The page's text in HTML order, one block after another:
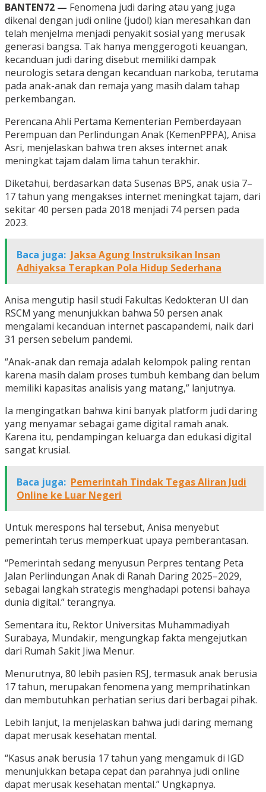
BANTEN72 — Fenomena judi daring atau yang juga
dikenal dengan judi online (judol) kian meresahkan dan
telah menjelma menjadi penyakit sosial yang merusak
generasi bangsa. Tak hanya menggerogoti keuangan,
kecanduan judi daring disebut memiliki dampak
neurologis setara dengan kecanduan narkoba, terutama
pada anak-anak dan remaja yang masih dalam tahap
perkembangan.
Perencana Ahli Pertama Kementerian Pemberdayaan
Perempuan dan Perlindungan Anak (KemenPPPA), Anisa
Asri, menjelaskan bahwa tren akses internet anak
meningkat tajam dalam lima tahun terakhir.
Diketahui, berdasarkan data Susenas BPS, anak usia 7–
17 tahun yang mengakses internet meningkat tajam, dari
sekitar 40 persen pada 2018 menjadi 74 persen pada
2023.
Baca juga: Jaksa Agung Instruksikan Insan
Adhiyaksa Terapkan Pola Hidup Sederhana
Anisa mengutip hasil studi Fakultas Kedokteran UI dan
RSCM yang menunjukkan bahwa 50 persen anak
mengalami kecanduan internet pascapandemi, naik dari
31 persen sebelum pandemi.
“Anak-anak dan remaja adalah kelompok paling rentan
karena masih dalam proses tumbuh kembang dan belum
memiliki kapasitas analisis yang matang,” lanjutnya.
Ia mengingatkan bahwa kini banyak platform judi daring
yang menyamar sebagai game digital ramah anak.
Karena itu, pendampingan keluarga dan edukasi digital
sangat krusial.
Baca juga: Pemerintah Tindak Tegas Aliran Judi
Online ke Luar Negeri
Untuk merespons hal tersebut, Anisa menyebut
pemerintah terus memperkuat upaya pemberantasan.
“Pemerintah sedang menyusun Perpres tentang Peta
Jalan Perlindungan Anak di Ranah Daring 2025–2029,
sebagai langkah strategis menghadapi potensi bahaya
dunia digital.” terangnya.
Sementara itu, Rektor Universitas Muhammadiyah
Surabaya, Mundakir, mengungkap fakta mengejutkan
dari Rumah Sakit Jiwa Menur.
Menurutnya, 80 lebih pasien RSJ, termasuk anak berusia
17 tahun, merupakan fenomena yang memprihatinkan
dan membutuhkan perhatian serius dari berbagai pihak.
Lebih lanjut, Ia menjelaskan bahwa judi daring memang
dapat merusak kesehatan mental.
“Kasus anak berusia 17 tahun yang mengamuk di IGD
menunjukkan betapa cepat dan parahnya judi online
dapat merusak kesehatan mental.” Ungkapnya.